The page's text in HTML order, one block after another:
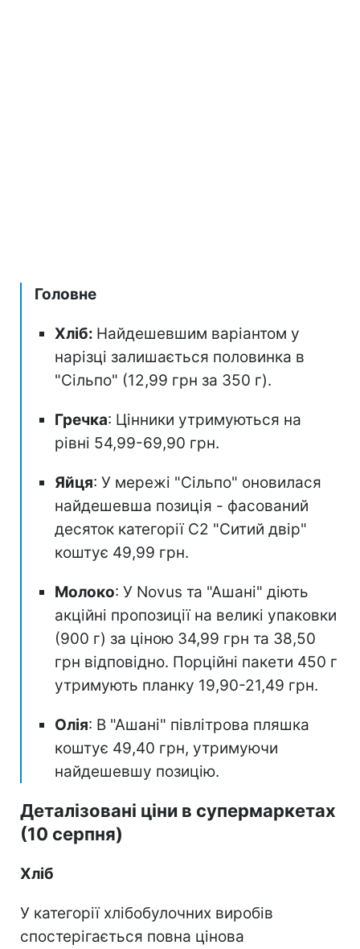
Головне
Хліб: Найдешевшим варіантом у
нарізці залишається половинка в
"Сільпо" (12,99 грн за 350 г).
Гречка: Цінники утримуються на
рівні 54,99-69,90 грн.
Яйця: У мережі "Сільпо" оновилася
найдешевша позиція - фасований
десяток категорії С2 "Ситий двір"
коштує 49,99 грн.
Молоко: У Novus та "Ашані" діють
акційні пропозиції на великі упаковки
(900 г) за ціною 34,99 грн та 38,50
грн відповідно. Порційні пакети 450 г
утримують планку 19,90-21,49 грн.
Олія: В "Ашані" півлітрова пляшка
коштує 49,40 грн, утримуючи
найдешевшу позицію.
Деталізовані ціни в супермаркетах
(10 серпня)
Хліб
У категорії хлібобулочних виробів
спостерігається повна цінова